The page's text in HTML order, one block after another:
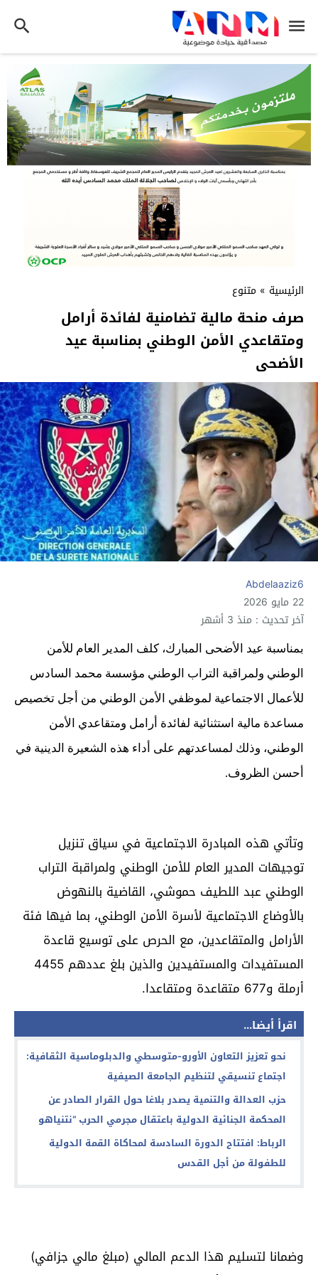
الرئيسية » متنوع
صرف منحة مالية تضامنية لفائدة أرامل
ومتقاعدي الأمن الوطني بمناسبة عيد
الأضحى
Abdelaaziz6
22 مايو 2026
آخر تحديث : منذ 3 أشهر
بمناسبة عيد الأضحى المبارك، كلف المدير العام للأمن
الوطني ولمراقبة التراب الوطني مؤسسة محمد السادس
للأعمال الاجتماعية لموظفي الأمن الوطني من أجل تخصيص
مساعدة مالية استثنائية لفائدة أرامل ومتقاعدي الأمن
الوطني، وذلك لمساعدتهم على أداء هذه الشعيرة الدينية في
أحسن الظروف.
وتأتي هذه المبادرة الاجتماعية في سياق تنزيل
توجيهات المدير العام للأمن الوطني ولمراقبة التراب
الوطني عبد اللطيف حموشي، القاضية بالنهوض
بالأوضاع الاجتماعية لأسرة الأمن الوطني، بما فيها فئة
الأرامل والمتقاعدين، مع الحرص على توسيع قاعدة
المستفيدات والمستفيدين والذين بلغ عددهم 4455
أرملة و677 متقاعدة ومتقاعدا.
اقرأ أيضا...
نحو تعزيز التعاون الأورو-متوسطي والدبلوماسية الثقافية:
اجتماع تنسيقي لتنظيم الجامعة الصيفية
حزب العدالة والتنمية يصدر بلاغا حول القرار الصادر عن
المحكمة الجنائية الدولية باعتقال مجرمي الحرب “نتنياهو
الرباط: افتتاح الدورة السادسة لمحاكاة القمة الدولية
للطفولة من أجل القدس
وضمانا لتسليم هذا الدعم المالي (مبلغ مالي جزافي)